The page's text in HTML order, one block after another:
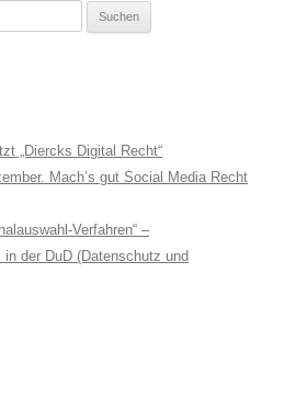
„Diercks Digital Recht“
Mach’s gut Social Media Recht
Verfahren“ –
der DuD (Datenschutz und